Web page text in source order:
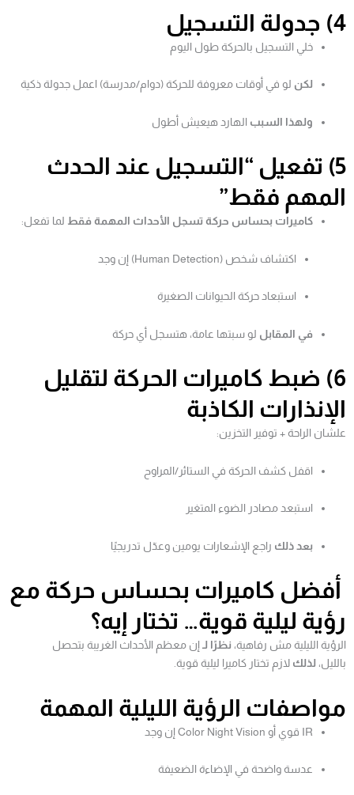
4) جدولة التسجيل
خلي التسجيل بالحركة طول اليوم
لكن لو في أوقات معروفة للحركة (دوام/مدرسة) اعمل جدولة ذكية
ولهذا السبب الهارد هيعيش أطول
5) تفعيل “التسجيل عند الحدث
المهم فقط”
كاميرات بحساس حركة تسجل الأحداث المهمة فقط لما تفعل:
اكتشاف شخص (Human Detection) إن وجد
استبعاد حركة الحيوانات الصغيرة
في المقابل لو سبتها عامة، هتسجل أي حركة
6) ضبط كاميرات الحركة لتقليل
الإنذارات الكاذبة
علشان الراحة + توفير التخزين:
اقفل كشف الحركة في الستائر/المراوح
استبعد مصادر الضوء المتغير
بعد ذلك راجع الإشعارات يومين وعدّل تدريجيًا
أفضل كاميرات بحساس حركة مع
رؤية ليلية قوية… تختار إيه؟
الرؤية الليلية مش رفاهية، نظرًا لـ إن معظم الأحداث الغريبة بتحصل
بالليل، لذلك لازم تختار كاميرا ليلية قوية.
مواصفات الرؤية الليلية المهمة
IR قوي أو Color Night Vision إن وجد
عدسة واضحة في الإضاءة الضعيفة